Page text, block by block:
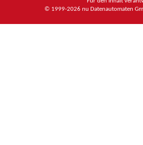
© 1999-2026 nu Datenautomaten